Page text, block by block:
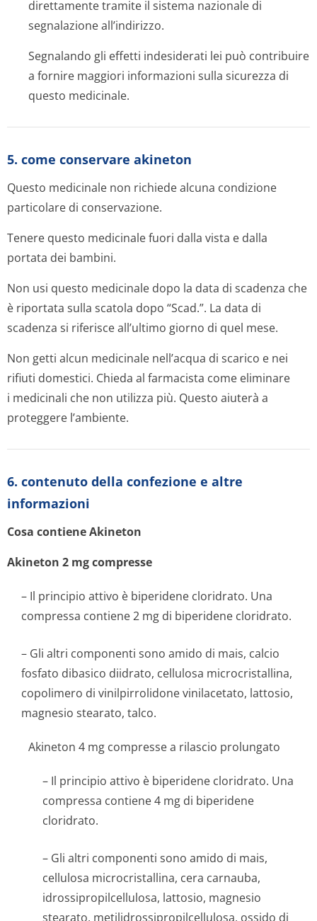
direttamente tramite il sistema nazionale di
segnalazione all’indirizzo.
Segnalando gli effetti indesiderati lei può contribuire
a fornire maggiori informazioni sulla sicurezza di
questo medicinale.
5. come conservare akineton
Questo medicinale non richiede alcuna condizione
particolare di conservazione.
Tenere questo medicinale fuori dalla vista e dalla
portata dei bambini.
Non usi questo medicinale dopo la data di scadenza che
è riportata sulla scatola dopo “Scad.”. La data di
scadenza si riferisce all’ultimo giorno di quel mese.
Non getti alcun medicinale nell’acqua di scarico e nei
rifiuti domestici. Chieda al farmacista come eliminare
i medicinali che non utilizza più. Questo aiuterà a
proteggere l’ambiente.
6. contenuto della confezione e altre
informazioni
Cosa contiene Akineton
Akineton 2 mg compresse
– Il principio attivo è biperidene cloridrato. Una
compressa contiene 2 mg di biperidene cloridrato.
– Gli altri componenti sono amido di mais, calcio
fosfato dibasico diidrato, cellulosa microcristallina,
copolimero di vinilpirrolidone vinilacetato, lattosio,
magnesio stearato, talco.
Akineton 4 mg compresse a rilascio prolungato
– Il principio attivo è biperidene cloridrato. Una
compressa contiene 4 mg di biperidene
cloridrato.
– Gli altri componenti sono amido di mais,
cellulosa microcristallina, cera carnauba,
idrossipropil­cellulosa, lattosio, magnesio
stearato, metilidrossipro­pilcellulosa, ossido di